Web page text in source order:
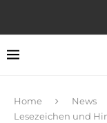
Home News
Lesezeichen und